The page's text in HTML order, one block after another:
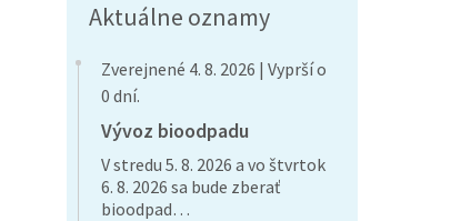
Aktuálne oznamy
Zverejnené 4. 8. 2026 | Vyprší o
0 dní.
Vývoz bioodpadu
V stredu 5. 8. 2026 a vo štvrtok
6. 8. 2026 sa bude zberať
bioodpad…